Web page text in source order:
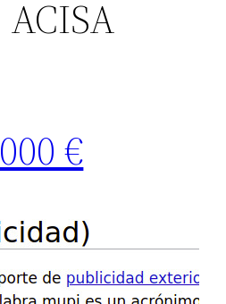
ACISA
€